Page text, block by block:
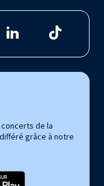
de la
grâce à notre